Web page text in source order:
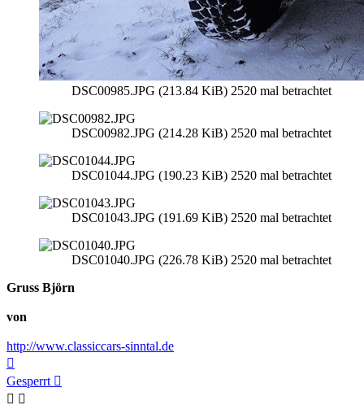
DSC00985.JPG (213.84 KiB) 2520 mal betrachtet
DSC00982.JPG (214.28 KiB) 2520 mal betrachtet
DSC01044.JPG (190.23 KiB) 2520 mal betrachtet
DSC01043.JPG (191.69 KiB) 2520 mal betrachtet
DSC01040.JPG (226.78 KiB) 2520 mal betrachtet
Gruss Björn
von
http://www.classiccars-sinntal.de
oben
Gesperrt